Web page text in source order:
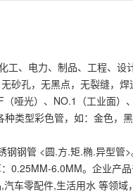
、电力、制品、工程、设
砂孔，无黑点，无裂缝，
哑光）、NO.1（工业面）
类型彩色管，如：金色，
钢钢管 <圆.方.矩.椭.异型管
0.25MM-6.0MM。企业产
车零配件,生活用水 等领